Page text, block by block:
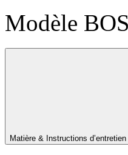
Modèle
Matière & Instructions d’entretien